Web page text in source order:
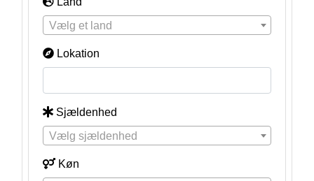
Vælg et land
Lokation
Sjældenhed
Vælg sjældenhed
Køn